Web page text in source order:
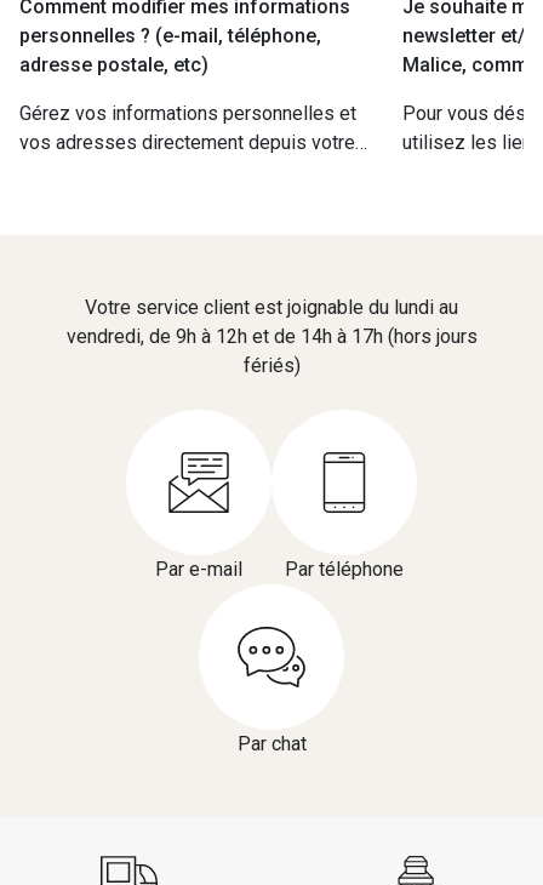
Comment modifier mes informations
personnelles ? (e-mail, téléphone,
adresse postale, etc)
Gérez vos informations personnelles et
vos adresses directement depuis votre
Je souhaite
newsletter et/
Malice,
Pour vous
utilisez les
Votre service client est joignable du lundi au
vendredi, de 9h à 12h et de 14h à 17h (hors jours
fériés)
Par e-mail Par téléphone
Par chat